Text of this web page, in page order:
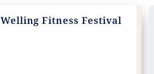
Welling Fitness Festival